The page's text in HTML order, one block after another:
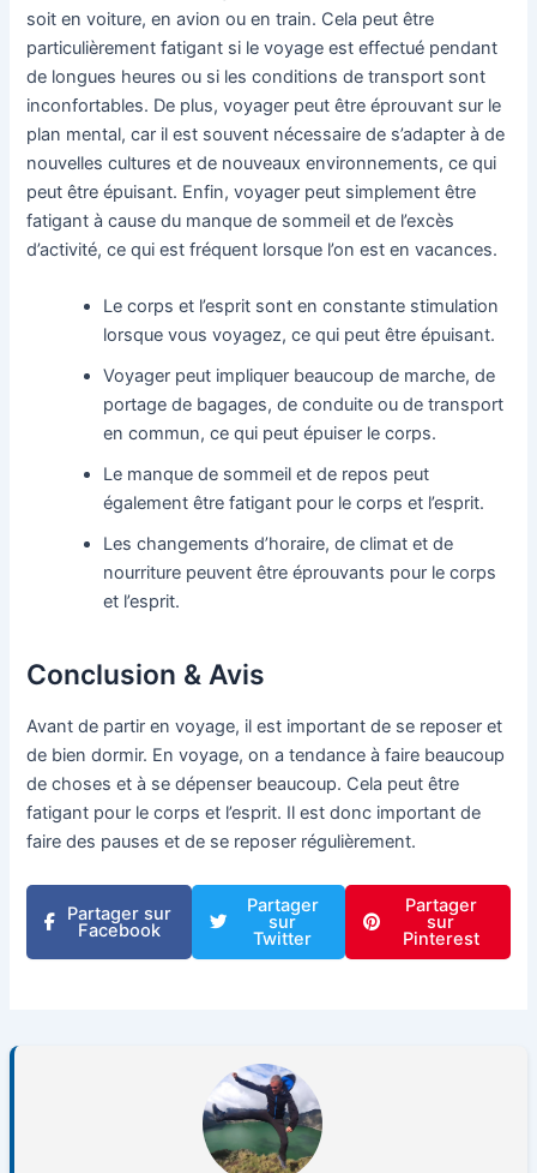
soit en voiture, en avion ou en train. Cela peut être
particulièrement fatigant si le voyage est effectué pendant
de longues heures ou si les conditions de transport sont
inconfortables. De plus, voyager peut être éprouvant sur le
plan mental, car il est souvent nécessaire de s’adapter à de
nouvelles cultures et de nouveaux environnements, ce qui
peut être épuisant. Enfin, voyager peut simplement être
fatigant à cause du manque de sommeil et de l’excès
d’activité, ce qui est fréquent lorsque l’on est en vacances.
Le corps et l’esprit sont en constante stimulation
lorsque vous voyagez, ce qui peut être épuisant.
Voyager peut impliquer beaucoup de marche, de
portage de bagages, de conduite ou de transport
en commun, ce qui peut épuiser le corps.
Le manque de sommeil et de repos peut
également être fatigant pour le corps et l’esprit.
Les changements d’horaire, de climat et de
nourriture peuvent être éprouvants pour le corps
et l’esprit.
Conclusion & Avis
Avant de partir en voyage, il est important de se reposer et
de bien dormir. En voyage, on a tendance à faire beaucoup
de choses et à se dépenser beaucoup. Cela peut être
fatigant pour le corps et l’esprit. Il est donc important de
faire des pauses et de se reposer régulièrement.
Partager sur
Facebook
Partager
sur
Twitter
Partager
sur
Pinterest